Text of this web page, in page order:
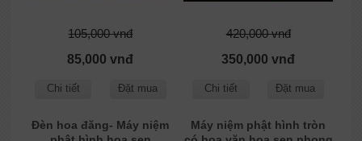
105,000 vnđ
85,000 vnđ
Chi tiết Đặt mua
420,000 vnđ
350,000 vnđ
Chi tiết Đặt mua
Đèn hoa đăng- Máy niệm
Máy niệm phật hình tròn